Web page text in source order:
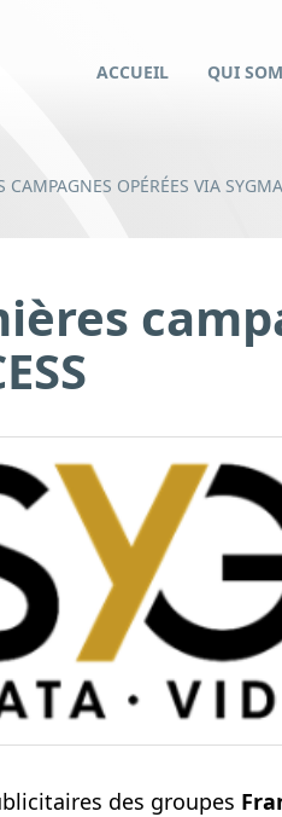
ACCUEIL QUI
CAMPAGNES OPÉRÉES VIA
des groupes